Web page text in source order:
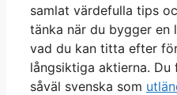
samlat värdefulla tips
tänka när du bygger
vad du kan titta efter
långsiktiga aktierna.
såväl svenska som